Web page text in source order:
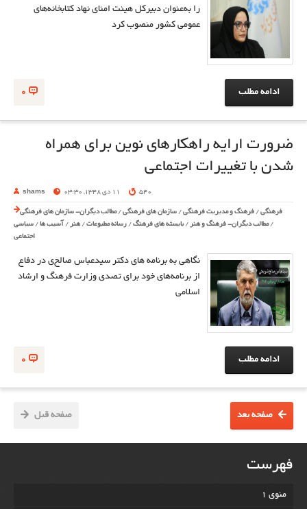
را به‌عنوان دبیرکل هیئت امنای نهاد کتابخانه‌های
عمومی کشور منصوب کرد
0 ادامه مطلب
ضرورت ارایه راهکارهای نوین برای همراه
شدن با تغییرات اجتماعی
shams 11 دی 1348, 03:30 540
فرهنگی / فرهنگ و مدیریت فرهنگی / سازمان های فرهنگی /مطالب دیگران- سازمان های فرهنگی
/مطالب دیگران- فرهنگ و هنر /بایسته های فرهنگ / رسانه مطبوعات / هنر / آسیب ها / سیاسی
اجتماعی
نگاهی به برنامه های دکتر سیدعباس صالح‌ی در دفاع
از برنامه‌های خود برای تصدی وزارت فرهنگ و ارشاد
اسلامی
0 ادامه مطلب
صفحه قبل صفحه بعد
فهرست
منوی 1